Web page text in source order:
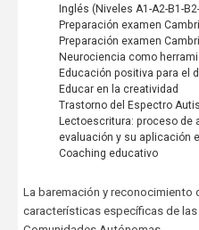
Inglés (Niveles A1-A2-B1-
Preparación examen
Preparación examen
Neurociencia como
Educación positiva para el
Educar en la creatividad
Trastorno del Espectro
Lectoescritura: proceso de
evaluación y su aplicación
Coaching educativo
La baremación y
características específicas de